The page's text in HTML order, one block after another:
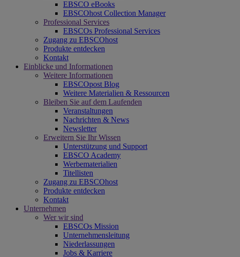
EBSCO eBooks
EBSCOhost Collection Manager
Professional Services
EBSCOs Professional Services
Zugang zu EBSCOhost
Produkte entdecken
Kontakt
Einblicke und Informationen
Weitere Informationen
EBSCOpost Blog
Weitere Materialien & Ressourcen
Bleiben Sie auf dem Laufenden
Veranstaltungen
Nachrichten & News
Newsletter
Erweitern Sie Ihr Wissen
Unterstützung und Support
EBSCO Academy
Werbematerialien
Titellisten
Zugang zu EBSCOhost
Produkte entdecken
Kontakt
Unternehmen
Wer wir sind
EBSCOs Mission
Unternehmensleitung
Niederlassungen
Jobs & Karriere